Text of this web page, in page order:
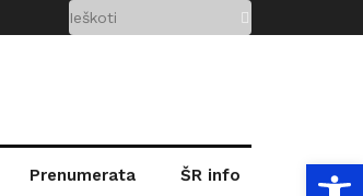
Prenumerata ŠR info